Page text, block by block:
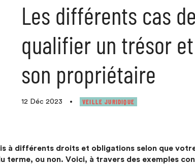
Les différents cas
qualifier un trésor
son propriétaire
12 Déc 2023 • VEILLE JURIDIQUE
à différents droits et obligations selon que
terme, ou non. Voici, à travers des exemples